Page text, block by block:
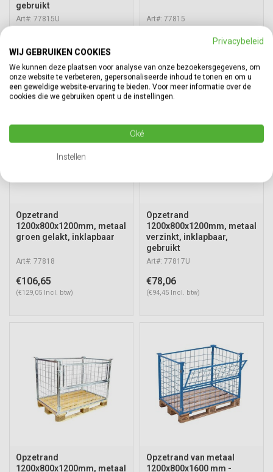
gebruikt
Art#: 77815U
(€80,48 Incl. btw)
Art#: 77815
Opzetrand
1200x800x1200mm, metaal
groen gelakt, inklapbaar
Art#: 77818
€106,65
(€129,05 Incl. btw)
Opzetrand
1200x800x1200mm, metaal
verzinkt, inklapbaar,
gebruikt
Art#: 77817U
€78,06
(€94,45 Incl. btw)
Opzetrand
1200x800x1200mm, metaal
Opzetrand van metaal
1200x800x1600 mm -
Privacybeleid
WIJ GEBRUIKEN COOKIES
We kunnen deze plaatsen voor analyse van onze bezoekersgegevens, om
onze website te verbeteren, gepersonaliseerde inhoud te tonen en om u
een geweldige website-ervaring te bieden. Voor meer informatie over de
cookies die we gebruiken opent u de instellingen.
Oké
Instellen